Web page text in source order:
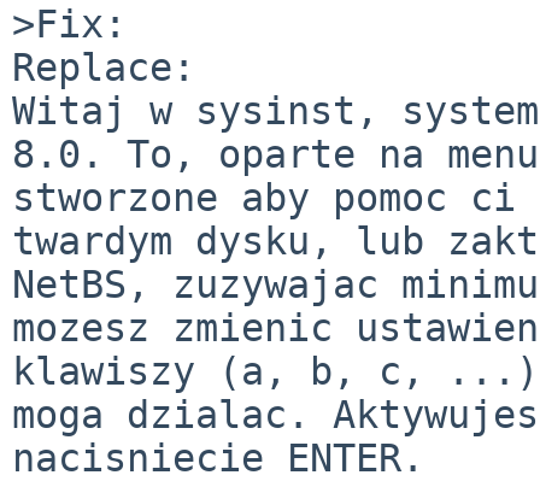
>Fix:
Replace:
Witaj w sysinst,
8.0. To, oparte na
stworzone aby pomoc ci
twardym dysku, lub
NetBS, zuzywajac
mozesz zmienic
klawiszy (a, b, c,
moga dzialac.
nacisniecie ENTER.